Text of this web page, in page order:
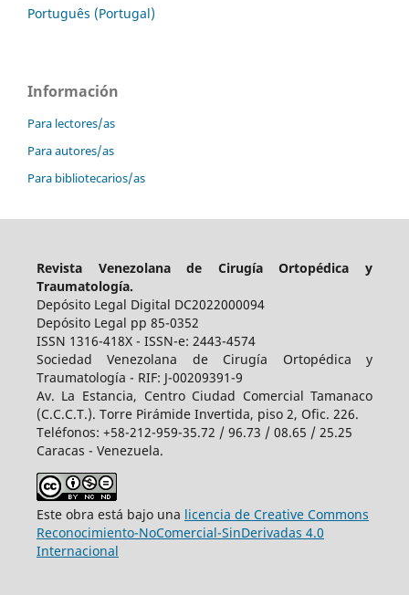
Português (Portugal)
Información
Para lectores/as
Para autores/as
Para bibliotecarios/as
Revista Venezolana de Cirugía Ortopédica y
Traumatología.
Depósito Legal Digital DC2022000094
Depósito Legal pp 85-0352
ISSN 1316-418X - ISSN-e: 2443-4574
Sociedad Venezolana de Cirugía Ortopédica y
Traumatología - RIF: J-00209391-9
Av. La Estancia, Centro Ciudad Comercial Tamanaco
(C.C.C.T.). Torre Pirámide Invertida, piso 2, Ofic. 226.
Teléfonos: +58-212-959-35.72 / 96.73 / 08.65 / 25.25
Caracas - Venezuela.
Este obra está bajo una licencia de Creative Commons
Reconocimiento-NoComercial-SinDerivadas 4.0
Internacional